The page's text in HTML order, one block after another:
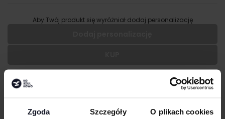
Zgoda Szczegóły O plikach cookies
OPIS
Prosty fason
Aby Twój produkt się wyróżniał dodaj personalizację
RODZAJ NADRUKU